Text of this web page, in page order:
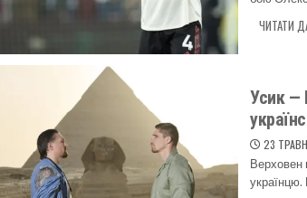
ЧИТАТИ
Усик —
23
Верховен
українцю.